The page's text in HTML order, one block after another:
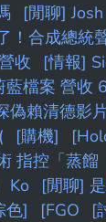
[閒聊] Josh
！合成總統
收
[情報]
藍檔案 營收
偽賴清德影
[購機]
指控「蒸餾
Ko
[閒聊]
色] [FGO [